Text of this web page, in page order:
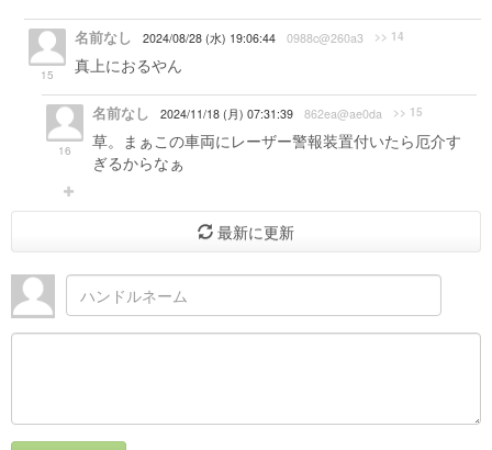
15
名前なし 2024/08/28 (水) 19:06:44 0988c@260a3 >> 14
真上におるやん
16
名前なし 2024/11/18 (月) 07:31:39 862ea@ae0da >> 15
草。まぁこの車両にレーザー警報装置付いたら厄介す
ぎるからなぁ
最新に更新